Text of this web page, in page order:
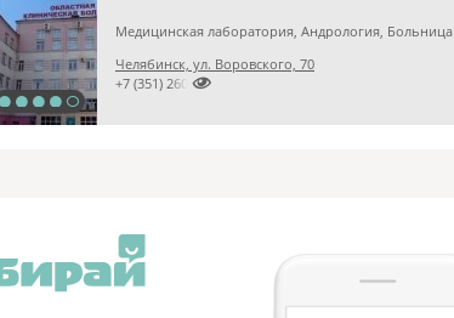
Медицинская лаборатория, Андрология, Больница
Челябинск, ул. Воровского, 70

+7 (351) 2609824